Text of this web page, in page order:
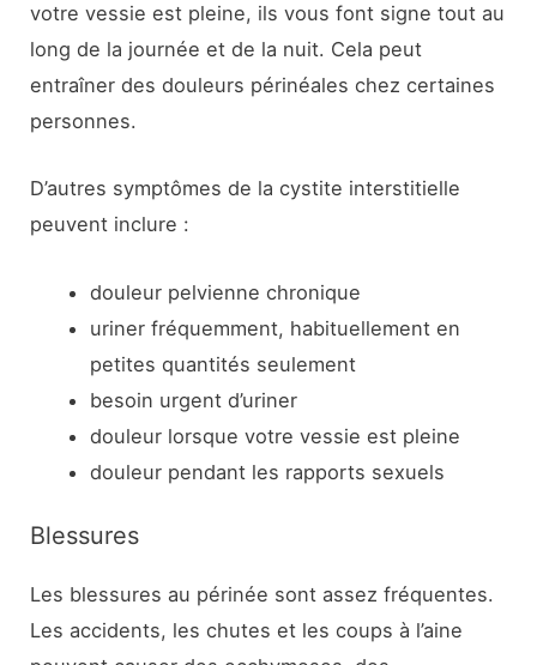
votre vessie est pleine, ils vous font signe tout au
long de la journée et de la nuit. Cela peut
entraîner des douleurs périnéales chez certaines
personnes.
D’autres symptômes de la cystite interstitielle
peuvent inclure :
douleur pelvienne chronique
uriner fréquemment, habituellement en
petites quantités seulement
besoin urgent d’uriner
douleur lorsque votre vessie est pleine
douleur pendant les rapports sexuels
Blessures
Les blessures au périnée sont assez fréquentes.
Les accidents, les chutes et les coups à l’aine